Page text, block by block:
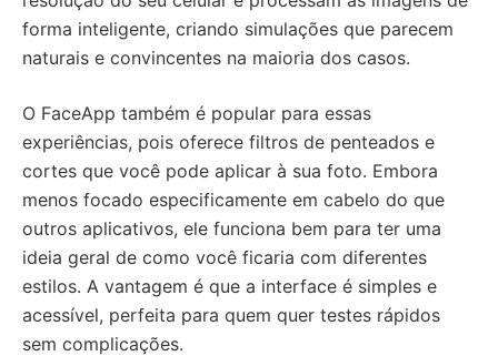
forma inteligente, criando simulações que parecem
naturais e convincentes na maioria dos casos.
O FaceApp também é popular para essas
experiências, pois oferece filtros de penteados e
cortes que você pode aplicar à sua foto. Embora
menos focado especificamente em cabelo do que
outros aplicativos, ele funciona bem para ter uma
ideia geral de como você ficaria com diferentes
estilos. A vantagem é que a interface é simples e
acessível, perfeita para quem quer testes rápidos
sem complicações.